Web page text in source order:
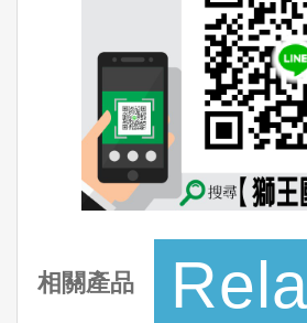
相關產品